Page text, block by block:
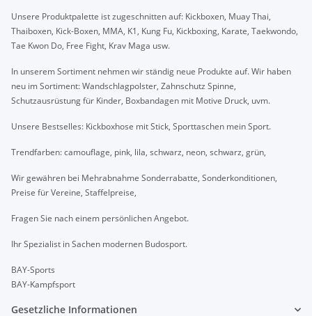
Unsere Produktpalette ist zugeschnitten auf: Kickboxen, Muay Thai,
Thaiboxen, Kick-Boxen, MMA, K1, Kung Fu, Kickboxing, Karate, Taekwondo,
Tae Kwon Do, Free Fight, Krav Maga usw.
In unserem Sortiment nehmen wir ständig neue Produkte auf. Wir haben
neu im Sortiment: Wandschlagpolster, Zahnschutz Spinne,
Schutzausrüstung für Kinder, Boxbandagen mit Motive Druck, uvm.
Unsere Bestselles: Kickboxhose mit Stick, Sporttaschen mein Sport.
Trendfarben: camouflage, pink, lila, schwarz, neon, schwarz, grün,
Wir gewähren bei Mehrabnahme Sonderrabatte, Sonderkonditionen,
Preise für Vereine, Staffelpreise,
Fragen Sie nach einem persönlichen Angebot.
Ihr Spezialist in Sachen modernen Budosport.
BAY-Sports
BAY-Kampfsport
Gesetzliche Informationen